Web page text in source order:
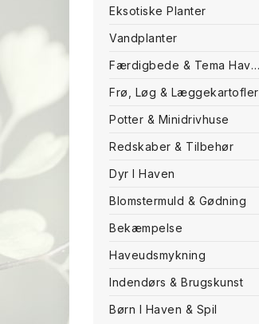
Eksotiske Planter
Vandplanter
Færdigbede & Tema Haven
Frø, Løg & Læggekartofler
Potter & Minidrivhuse
Redskaber & Tilbehør
Dyr I Haven
Blomstermuld & Gødning
Bekæmpelse
Haveudsmykning
Indendørs & Brugskunst
Børn I Haven & Spil